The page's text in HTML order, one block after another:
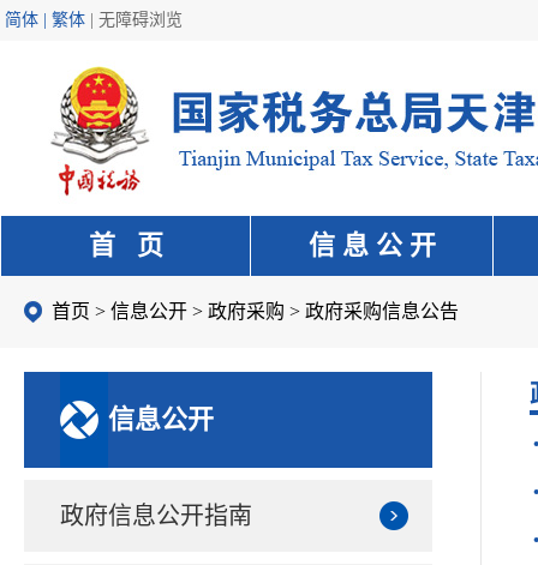
简体 | 繁体 无障碍浏览
首 页 信 息 公 开
首页 > 信息公开 > 政府采购 > 政府采购信息公告
信息公开
政府信息公开指南